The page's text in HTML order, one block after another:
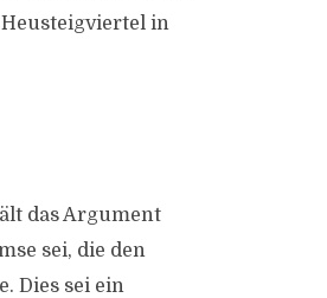
in
das Argument
sei, die den
Dies sei ein